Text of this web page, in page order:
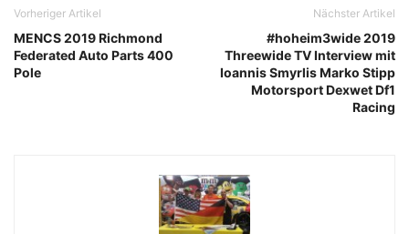
Vorheriger Artikel
MENCS 2019 Richmond
Federated Auto Parts 400
Pole
Nächster Artikel
#hoheim3wide 2019
Threewide TV Interview mit
Ioannis Smyrlis Marko Stipp
Motorsport Dexwet Df1
Racing